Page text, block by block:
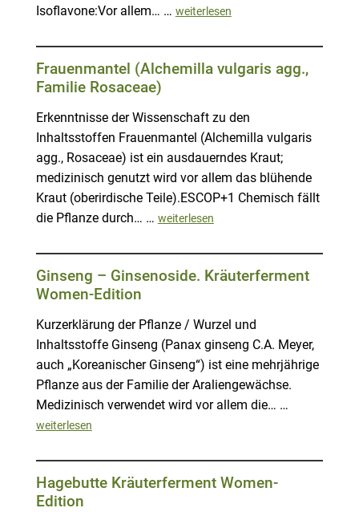
Isoflavone:Vor allem… … weiterlesen
Frauenmantel (Alchemilla vulgaris agg.,
Familie Rosaceae)
Erkenntnisse der Wissenschaft zu den
Inhaltsstoffen Frauenmantel (Alchemilla vulgaris
agg., Rosaceae) ist ein ausdauerndes Kraut;
medizinisch genutzt wird vor allem das blühende
Kraut (oberirdische Teile).ESCOP+1 Chemisch fällt
die Pflanze durch… … weiterlesen
Ginseng – Ginsenoside. Kräuterferment
Women-Edition
Kurzerklärung der Pflanze / Wurzel und
Inhaltsstoffe Ginseng (Panax ginseng C.A. Meyer,
auch „Koreanischer Ginseng“) ist eine mehrjährige
Pflanze aus der Familie der Araliengewächse.
Medizinisch verwendet wird vor allem die… …
weiterlesen
Hagebutte Kräuterferment Women-
Edition